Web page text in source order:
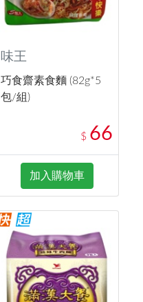
味王
巧食齋素食麵 (82g*5
包/組)
$ 66
加入購物車